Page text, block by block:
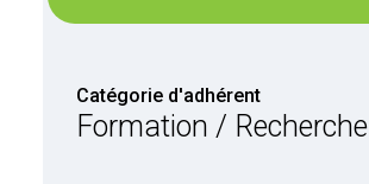
Catégorie d'adhérent
Formation / Recherche